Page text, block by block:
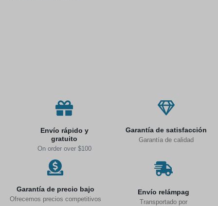
Envío rápido y
gratuito
On order over $100
Garantía de satisfacción
Garantía de calidad
Garantía de precio bajo
Ofrecemos precios competitivos
Envío relámpag
Transportado por